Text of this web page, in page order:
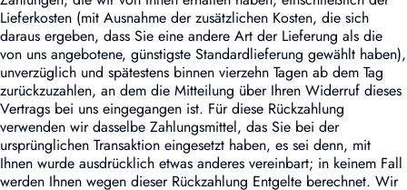
Lieferkosten (mit Ausnahme der zusätzlichen Kosten, die sich
daraus ergeben, dass Sie eine andere Art der Lieferung als die
von uns angebotene, günstigste Standardlieferung gewählt haben),
unverzüglich und spätestens binnen vierzehn Tagen ab dem Tag
zurückzuzahlen, an dem die Mitteilung über Ihren Widerruf dieses
Vertrags bei uns eingegangen ist. Für diese Rückzahlung
verwenden wir dasselbe Zahlungsmittel, das Sie bei der
ursprünglichen Transaktion eingesetzt haben, es sei denn, mit
Ihnen wurde ausdrücklich etwas anderes vereinbart; in keinem Fall
werden Ihnen wegen dieser Rückzahlung Entgelte berechnet. Wir